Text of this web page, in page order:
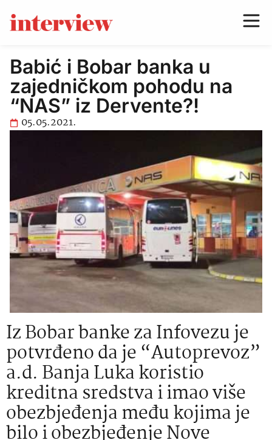
Babić i Bobar banka u
zajedničkom pohodu na
“NAS” iz Dervente?!
05.05.2021.
Iz Bobar banke za Infovezu je
potvrđeno da je “Autoprevoz”
a.d. Banja Luka koristio
kreditna sredstva i imao više
obezbjeđenja među kojima je
bilo i obezbjeđenje Nove